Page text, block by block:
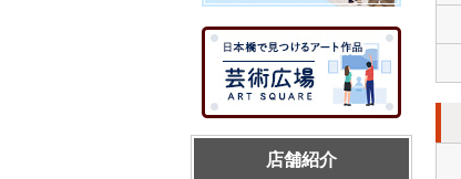
店舗紹介